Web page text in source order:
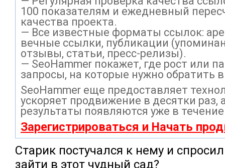
100 показателям и ежедневный
качества проекта.
— Все известные форматы ссылок:
вечные ссылки, публикации
отзывы, статьи, пресс-релизы).
— SeoHammer покажет, где рост или
запросы, на которые нужно обратить
SeoHammer еще предоставляет
ускоряет продвижение в десятки раз,
результаты появляются уже в
Зарегистрироваться и Начать
Старик постучался к нему и
зайти в этот чудный сад?